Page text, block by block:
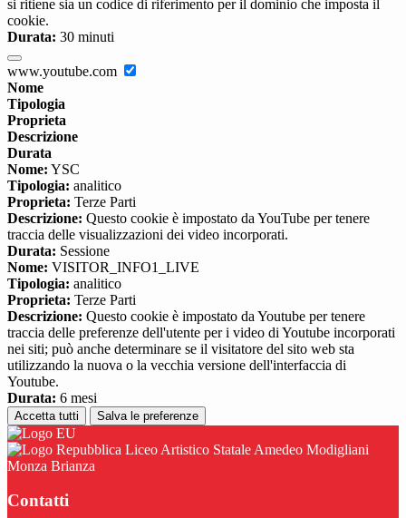
si ritiene sia un codice di riferimento per il dominio che imposta il
cookie.
Durata: 30 minuti
www.youtube.com
Nome
Tipologia
Proprieta
Descrizione
Durata
Nome: YSC
Tipologia: analitico
Proprieta: Terze Parti
Descrizione: Questo cookie è impostato da YouTube per tenere
traccia delle visualizzazioni dei video incorporati.
Durata: Sessione
Nome: VISITOR_INFO1_LIVE
Tipologia: analitico
Proprieta: Terze Parti
Descrizione: Questo cookie è impostato da Youtube per tenere
traccia delle preferenze dell'utente per i video di Youtube incorporati
nei siti; può anche determinare se il visitatore del sito web sta
utilizzando la nuova o la vecchia versione dell'interfaccia di
Youtube.
Durata: 6 mesi
Accetta tutti Salva le preferenze
Liceo Artistico Statale Amedeo Modigliani
Monza Brianza
Contatti